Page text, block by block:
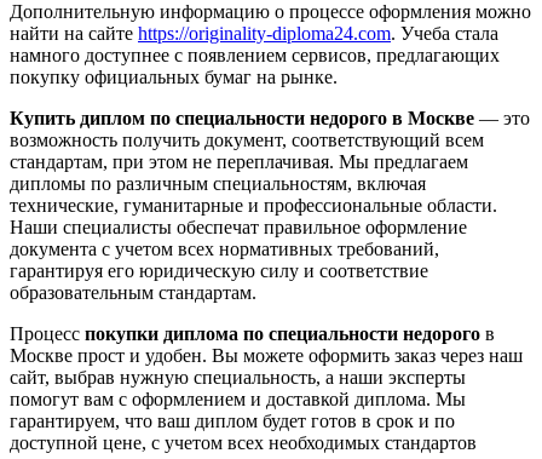
Дополнительную информацию о процессе оформления можно
найти на сайте https://originality-diploma24.com. Учеба стала
намного доступнее с появлением сервисов, предлагающих
покупку официальных бумаг на рынке.
Купить диплом по специальности недорого в Москве — это
возможность получить документ, соответствующий всем
стандартам, при этом не переплачивая. Мы предлагаем
дипломы по различным специальностям, включая
технические, гуманитарные и профессиональные области.
Наши специалисты обеспечат правильное оформление
документа с учетом всех нормативных требований,
гарантируя его юридическую силу и соответствие
образовательным стандартам.
Процесс покупки диплома по специальности недорого в
Москве прост и удобен. Вы можете оформить заказ через наш
сайт, выбрав нужную специальность, а наши эксперты
помогут вам с оформлением и доставкой диплома. Мы
гарантируем, что ваш диплом будет готов в срок и по
доступной цене, с учетом всех необходимых стандартов